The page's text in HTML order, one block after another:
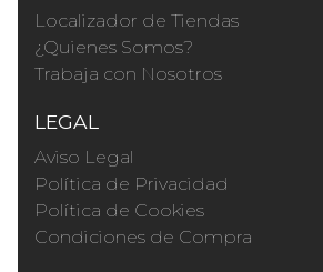
Localizador de Tiendas
¿Quienes Somos?
Trabaja con Nosotros
LEGAL
Aviso Legal
Política de Privacidad
Política de Cookies
Condiciones de Compra